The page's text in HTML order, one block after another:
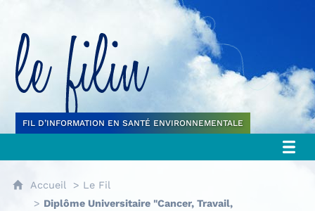
FIL D’INFORMATION EN SANTÉ ENVIRONNEMENTALE
Accueil
Le Fil
Diplôme Universitaire "Cancer, Travail,